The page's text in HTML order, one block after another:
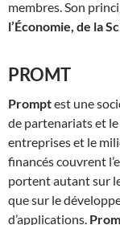
membres. Son
l’Économie, de la
PROMT
Promptest une
de partenariats et
entreprises et le
financés couvrent
portent autant sur
que sur le
d’applications.